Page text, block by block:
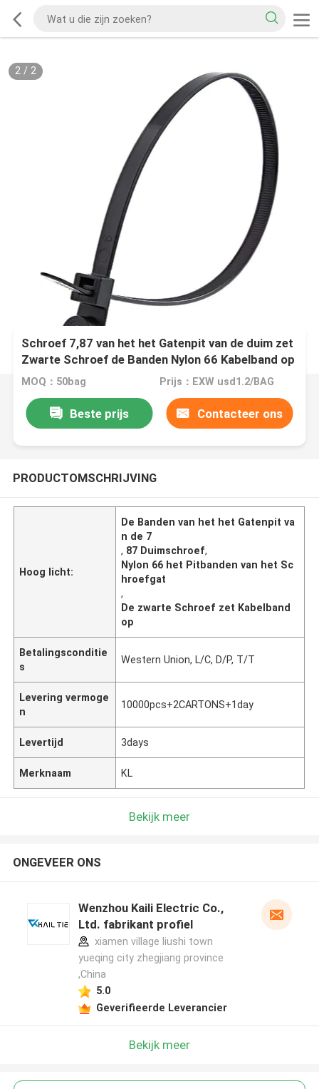
2/ 2
Schroef 7,87 van het het Gatenpit van de duim zet
Zwarte Schroef de Banden Nylon 66 Kabelband op
MOQ：50bag Prijs：EXW usd1.2/BAG
Beste prijs Contacteer ons
PRODUCTOMSCHRIJVING
Hoog licht:
De Banden van het het Gatenpit va
n de 7
, 87 Duimschroef,
Nylon 66 het Pitbanden van het Sc
hroefgat
,
De zwarte Schroef zet Kabelband
op
Betalingsconditie
s
Western Union, L/C, D/P, T/T
Levering vermoge
n
10000pcs+2CARTONS+1day
Levertijd 3days
Merknaam KL
Bekijk meer
ONGEVEER ONS
Wenzhou Kaili Electric Co.,
Ltd. fabrikant profiel
xiamen village liushi town
yueqing city zhegjiang province
,China
5.0
Geverifieerde Leverancier
Bekijk meer